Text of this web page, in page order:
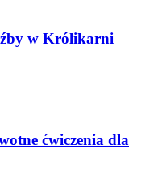
w Królikarni
ćwiczenia dla